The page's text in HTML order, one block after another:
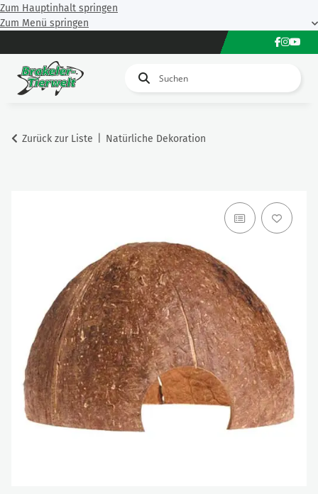
Zum Hauptinhalt springen
Zum Menü springen
Zurück zur Liste Natürliche Dekoration